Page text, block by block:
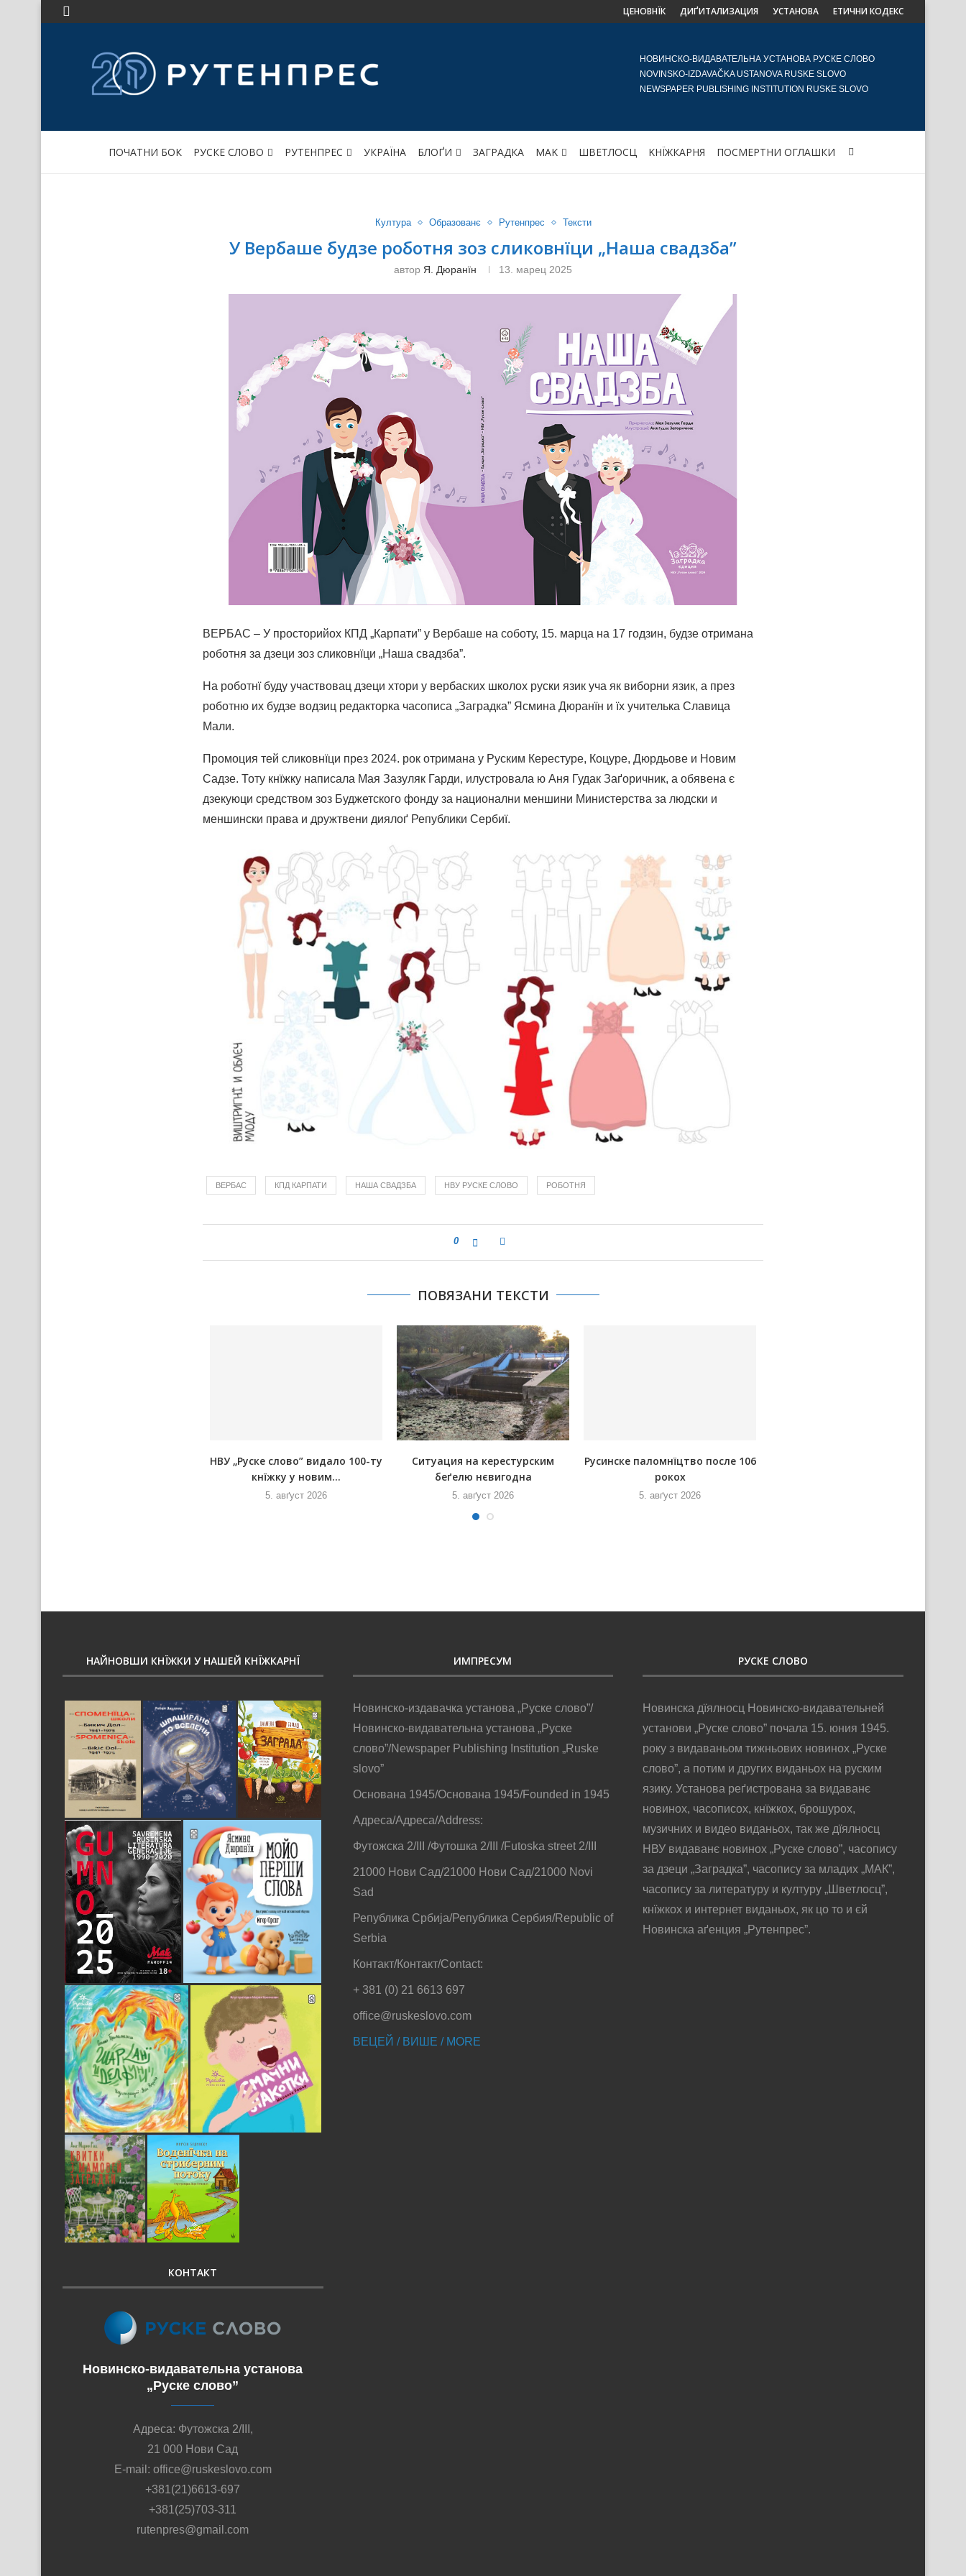
ЦЕНОВНЇК ДИҐИТАЛИЗАЦИЯ УСТАНОВА ЕТИЧНИ КОДЕКС
НОВИНСКО-ВИДАВАТЕЛЬНА УСТАНОВА РУСКЕ СЛОВО
NOVINSKO-IZDAVAČKA USTANOVA RUSKE SLOVO
NEWSPAPER PUBLISHING INSTITUTION RUSKE SLOVO
ПОЧАТНИ БОК РУСКЕ СЛОВО РУТЕНПРЕС УКРАЇНА БЛОҐИ ЗАГРАДКА МАK ШВЕТЛОСЦ KНЇЖКАРНЯ ПОСМЕРТНИ ОГЛАШКИ
Култура Образованє Рутенпрес Тексти
У Вербаше будзе роботня зоз сликовнїци „Наша свадзба”
автор Я. Дюранїн 13. марец 2025
ВЕРБАС – У просторийох КПД „Карпати” у Вербаше на соботу, 15. марца на 17 годзин, будзе отримана
роботня за дзеци зоз сликовнїци „Наша свадзба”.
На роботнї буду участвовац дзеци хтори у вербаских школох руски язик уча як виборни язик, а през
роботню их будзе водзиц редакторка часописа „Заградка” Ясмина Дюранїн и їх учителька Славица
Мали.
Промоция тей сликовнїци през 2024. рок отримана у Руским Керестуре, Коцуре, Дюрдьове и Новим
Садзе. Тоту кнїжку написала Мая Зазуляк Гарди, илустровала ю Аня Гудак Заґоричник, а обявена є
дзекуюци средством зоз Буджетского фонду за национални меншини Министерства за людски и
меншински права и дружтвени диялоґ Републики Сербиї.
ВЕРБАС КПД КАРПАТИ НАША СВАДЗБА НВУ РУСКЕ СЛОВО РОБОТНЯ
0
ПОВЯЗАНИ ТЕКСТИ
НВУ „Руске слово” видало 100-ту
кнїжку у новим...
5. авґуст 2026
Ситуация на керестурским
беґелю нєвигодна
5. авґуст 2026
Русинске паломнїцтво после 106
рокох
5. авґуст 2026
НАЙНОВШИ КНЇЖКИ У НАШЕЙ КНЇЖКАРНЇ
КОНТАКТ
Новинско-видавательна установа
„Руске слово”
Адреса: Футожска 2/III,
21 000 Нови Сад
E-mail: office@ruskeslovo.com
+381(21)6613-697
+381(25)703-311
rutenpres@gmail.com
ИМПРЕСУМ
Новинско-издавачка установа „Руске слово”/
Новинско-видавательна установа „Руске
слово”/Newspaper Publishing Institution „Ruske
slovo”
Основана 1945/Основана 1945/Founded in 1945
Адреса/Адреса/Address:
Футожска 2/III /Футошка 2/III /Futoska street 2/III
21000 Нови Сад/21000 Нови Сад/21000 Novi
Sad
Република Србија/Република Сербия/Republic of
Serbia
Контакт/Контакт/Contact:
+ 381 (0) 21 6613 697
office@ruskeslovo.com
ВЕЦЕЙ / ВИШЕ / MORE
РУСКЕ СЛОВО
Новинска дїялносц Новинско-видавательней
установи „Руске слово” почала 15. юния 1945.
року з видаваньом тижньових новинох „Руске
слово”, а потим и других виданьох на руским
язику. Установа реґистрована за видаванє
новинох, часописох, кнїжкох, брошурох,
музичних и видео виданьох, так же дїялносц
НВУ видаванє новинох „Руске слово”, часопису
за дзеци „Заградка”, часопису за младих „МАК”,
часопису за литературу и културу „Шветлосц”,
кнїжкох и интернет виданьох, як цо то и єй
Новинска аґенция „Рутенпрес”.